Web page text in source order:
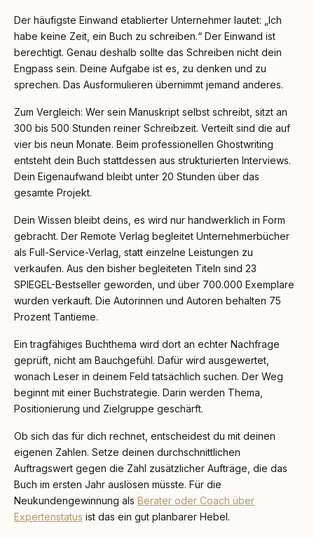
Der häufigste Einwand etablierter Unternehmer lautet: „Ich
habe keine Zeit, ein Buch zu schreiben.“ Der Einwand ist
berechtigt. Genau deshalb sollte das Schreiben nicht dein
Engpass sein. Deine Aufgabe ist es, zu denken und zu
sprechen. Das Ausformulieren übernimmt jemand anderes.
Zum Vergleich: Wer sein Manuskript selbst schreibt, sitzt an
300 bis 500 Stunden reiner Schreibzeit. Verteilt sind die auf
vier bis neun Monate. Beim professionellen Ghostwriting
entsteht dein Buch stattdessen aus strukturierten Interviews.
Dein Eigenaufwand bleibt unter 20 Stunden über das
gesamte Projekt.
Dein Wissen bleibt deins, es wird nur handwerklich in Form
gebracht. Der Remote Verlag begleitet Unternehmerbücher
als Full-Service-Verlag, statt einzelne Leistungen zu
verkaufen. Aus den bisher begleiteten Titeln sind 23
SPIEGEL-Bestseller geworden, und über 700.000 Exemplare
wurden verkauft. Die Autorinnen und Autoren behalten 75
Prozent Tantieme.
Ein tragfähiges Buchthema wird dort an echter Nachfrage
geprüft, nicht am Bauchgefühl. Dafür wird ausgewertet,
wonach Leser in deinem Feld tatsächlich suchen. Der Weg
beginnt mit einer Buchstrategie. Darin werden Thema,
Positionierung und Zielgruppe geschärft.
Ob sich das für dich rechnet, entscheidest du mit deinen
eigenen Zahlen. Setze deinen durchschnittlichen
Auftragswert gegen die Zahl zusätzlicher Aufträge, die das
Buch im ersten Jahr auslösen müsste. Für die
Neukundengewinnung als Berater oder Coach über
Expertenstatus ist das ein gut planbarer Hebel.